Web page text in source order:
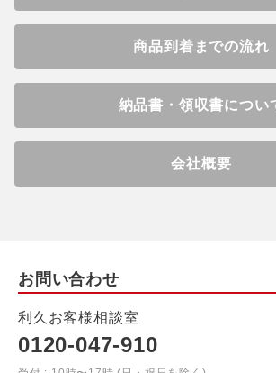
商品到着までの流れ
納品書・領収書につい
会社概要
お問い合わせ
利久お客様相談室
0120-047-910